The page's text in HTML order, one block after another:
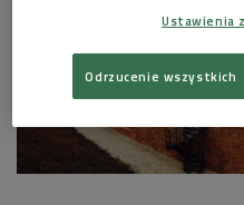
Ustawienia
Odrzucenie wszystkich